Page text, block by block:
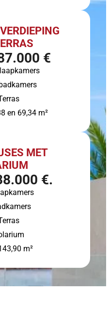
€
en 69,34 m²
MET
€.
m²